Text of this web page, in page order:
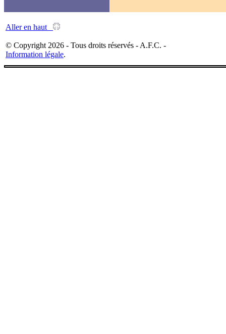
Aller en haut
© Copyright 2026 - Tous droits réservés - A.F.C. -
Information légale.